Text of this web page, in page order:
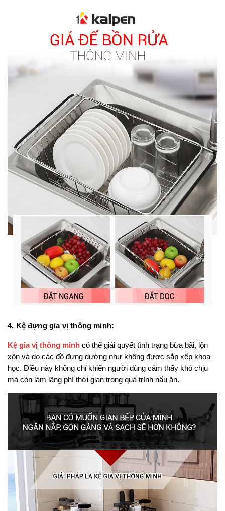
4. Kệ đựng gia vị thông minh:
Kệ gia vị thông minh có thể giải quyết tình trạng bừa bãi, lộn
xộn và do các đồ đựng dường như không được sắp xếp khoa
học. Điều này không chỉ khiến người dùng cảm thấy khó chịu
mà còn làm lãng phí thời gian trong quá trình nấu ăn.